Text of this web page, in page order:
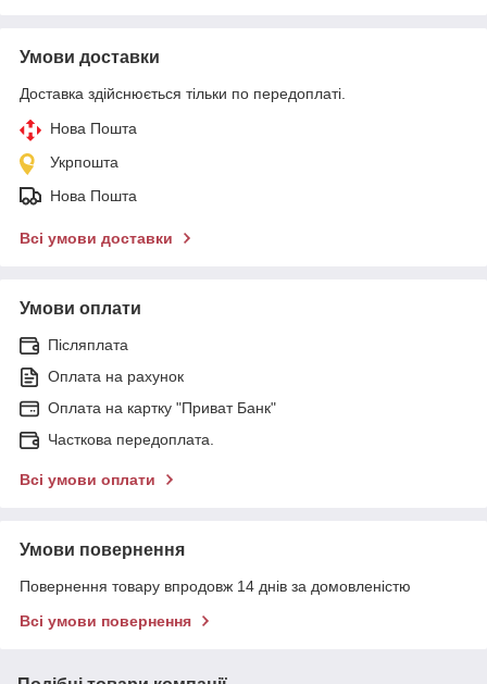
Умови доставки
Доставка здійснюється тільки по передоплаті.
Нова Пошта
Укрпошта
Нова Пошта
Всі умови доставки
Умови оплати
Післяплата
Оплата на рахунок
Оплата на картку "Приват Банк"
Часткова передоплата.
Всі умови оплати
Умови повернення
Повернення товару впродовж 14 днів за домовленістю
Всі умови повернення